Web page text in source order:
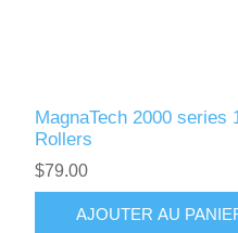
MagnaTech 2000 series
Rollers
$79.00
AJOUTER AU